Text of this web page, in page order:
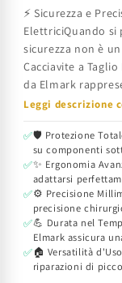
⚡ Sicurezza e
ElettriciQuando
sicurezza non è
Cacciavite a
da Elmark
Leggi descrizione
✅🛡️ Protezione
su componenti
✅✨ Ergonomia
adattarsi
✅⚙️ Precisione
precisione
✅💪 Durata nel
Elmark assicura
✅🏠 Versatilità
riparazioni di